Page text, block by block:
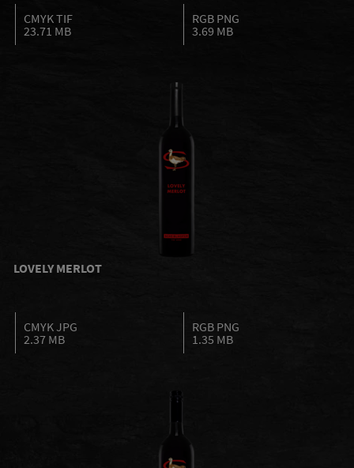
CMYK TIF
23.71 MB
RGB PNG
3.69 MB
LOVELY MERLOT
CMYK JPG
2.37 MB
RGB PNG
1.35 MB